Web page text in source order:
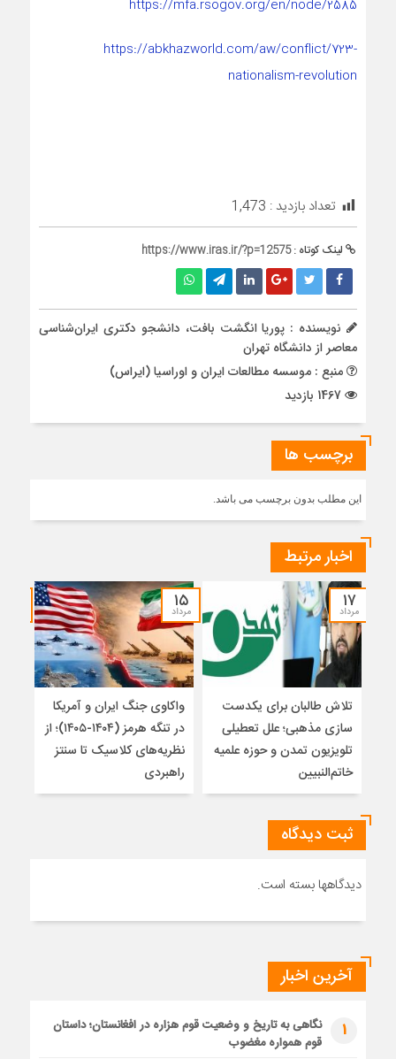
https://mfa.rsogov.org/en/node/2585
https://abkhazworld.com/aw/conflict/723-
nationalism-revolution
تعداد بازدید : 1,473
لینک کوتاه :https://www.iras.ir/?p=12575
نویسنده : پوریا انگشت بافت، دانشجو دکتری ایران‌شناسی
معاصر از دانشگاه تهران
منبع : موسسه مطالعات ایران و اوراسیا (ایراس)
برچسب ها
این مطلب بدون برچسب می باشد.
اخبار مرتبط
۱۷
مرداد
تلاش طالبان برای یکدست
سازی مذهبی؛ علل تعطیلی
تلویزیون تمدن و حوزه علمیه
خاتم‌النبیین
۱۵
مرداد
واکاوی جنگ ایران و آمریکا
در تنگه هرمز (۱۴۰۴-۱۴۰۵)؛ از
نظریه‌های کلاسیک تا سنتز
راهبردی
ثبت دیدگاه
دیدگاهها بسته است.
آخرین اخبار
1
نگاهی به تاریخ و وضعیت قوم هزاره در افغانستان؛ داستان
قوم همواره مغضوب